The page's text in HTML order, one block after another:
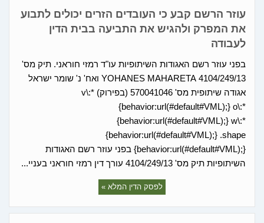
עוזר הרשם קבע כי העובדים הזרים יכולים לתבוע
את המפרק ולהגיש את התביעה בבית הדין
לעבודה
בפני עוזר רשם האגודות השיתופיות עו"ד רמזי חוראני. תיק מס'
4104/249/13 YOHANES MAHARETA ואח' נ' שומר ישראל
אגודה שיתופית מס' 570041046 (בפירוק) v\:*
{behavior:url(#default#VML);} o\:*
{behavior:url(#default#VML);} w\:*
{behavior:url(#default#VML);} .shape
{behavior:url(#default#VML);} בפני עוזר רשם האגודות
השיתופיות תיק מס' 4104/249/13 עורך דין רמזי חוראני בעניי...
לפסק הדין המלא »